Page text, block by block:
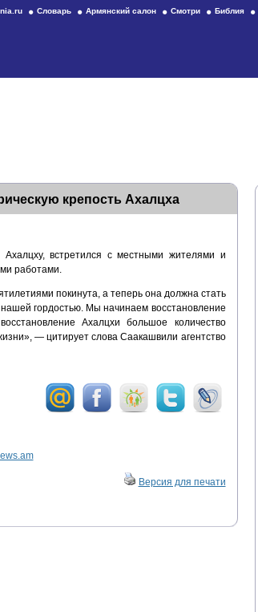
Словарь Армянский салон Смотри Библия
крепость Ахалцха
встретился с местными жителями и
работами.
покинута, а теперь она должна стать
гордостью. Мы начинаем восстановление
Ахалцхи большое количество
— цитирует слова Саакашвили агентство
Версия для печати